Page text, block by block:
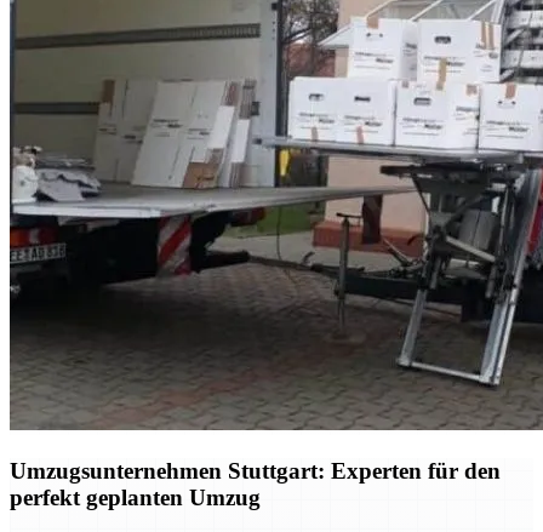
Umzugsunternehmen Stuttgart: Experten für den
perfekt geplanten Umzug